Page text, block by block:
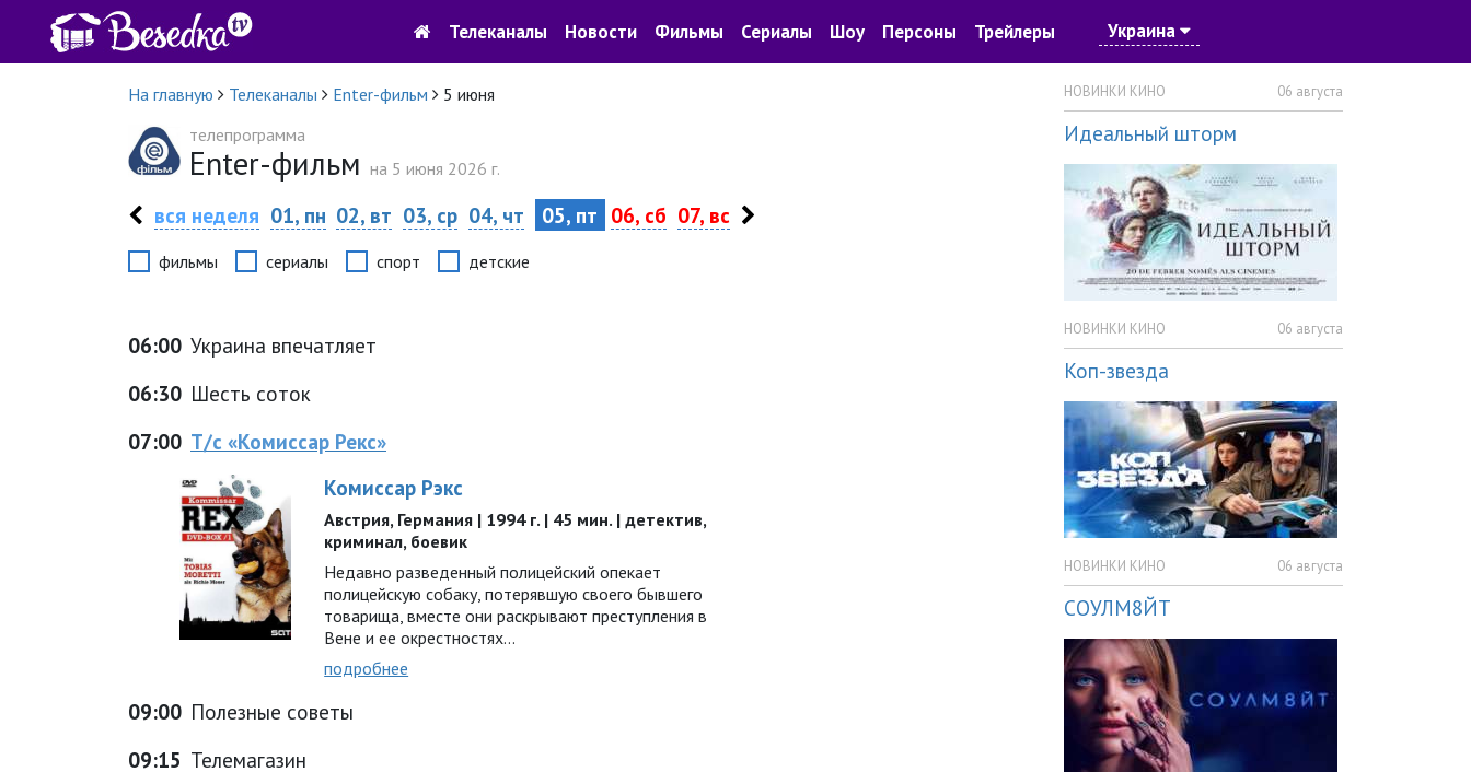
Телеканалы Новости Фильмы Сериалы Шоу Персоны Трейлеры Украина
На главную Телеканалы Enter-фильм
5 июня
телепрограмма
Enter-фильм на 5 июня 2026 г.
вся неделя 01, пн 02, вт 03, ср 04, чт 05, пт 06, сб 07, вс
фильмы сериалы спорт детские
06:00 Украина впечатляет
06:30 Шесть соток
07:00 Т/с «Комиссар Рекс»
Комиссар Рэкс
Австрия, Германия | 1994 г. | 45 мин. | детектив,
криминал, боевик
Недавно разведенный полицейский опекает
полицейскую собаку, потерявшую своего бывшего
товарища, вместе они раскрывают преступления в
Вене и ее окрестностях…
подробнее
09:00 Полезные советы
09:15 Телемагазин
НОВИНКИ КИНО 06 августа
Идеальный шторм
НОВИНКИ КИНО 06 августа
Коп-звезда
НОВИНКИ КИНО 06 августа
СОУЛМ8ЙТ